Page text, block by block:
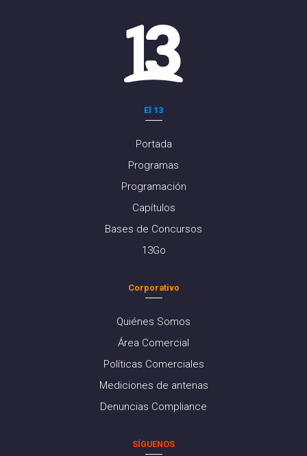
El 13
Portada
Programas
Programación
Capítulos
Bases de Concursos
13Go
Corporativo
Quiénes Somos
Área Comercial
Políticas Comerciales
Mediciones de antenas
Denuncias Compliance
SÍGUENOS